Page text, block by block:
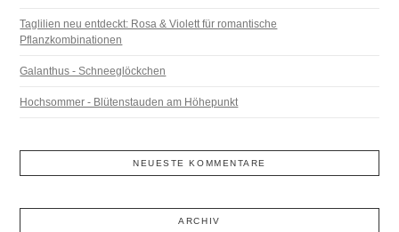
Taglilien neu entdeckt: Rosa & Violett für romantische
Pflanzkombinationen
Galanthus - Schneeglöckchen
Hochsommer - Blütenstauden am Höhepunkt
NEUESTE KOMMENTARE
ARCHIV